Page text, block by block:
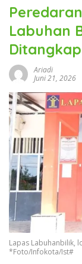
Labuhan
Ditangkap
Ariadi
Juni 21, 2026
Lapas Labuhanbilik,
*Foto/Infokota/Ist#